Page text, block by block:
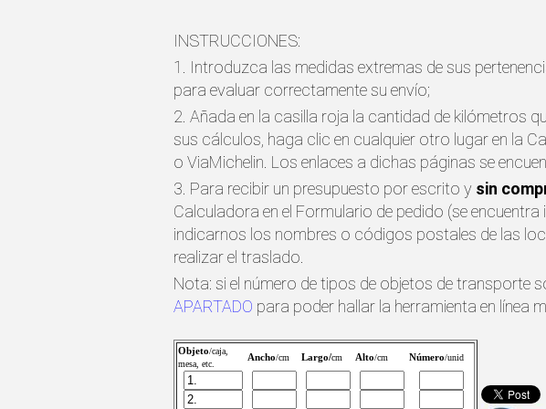
INSTRUCCIONES:
1. Introduzca las medidas extremas de sus
para evaluar correctamente su envío;
2. Añada en la casilla roja la cantidad de kilómetros
sus cálculos, haga clic en cualquier otro lugar en la
o ViaMichelin. Los enlaces a dichas páginas se
3. Para recibir un presupuesto por escrito y sin
Calculadora en el Formulario de pedido (se encuentra
indicarnos los nombres o códigos postales de las
realizar el traslado.
Nota: si el número de tipos de objetos de transporte
APARTADO para poder hallar la herramienta en línea
Objeto/caja,
mesa, etc.
Ancho/cm Largo/cm Alto/cm Número/unid